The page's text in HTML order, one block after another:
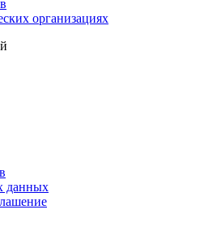
организациях
данных